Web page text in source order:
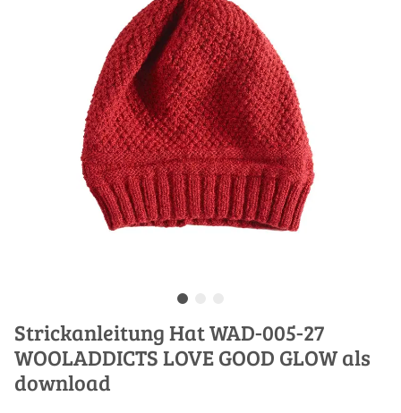
Strickanleitung Hat WAD-005-27
WOOLADDICTS LOVE GOOD GLOW als
download